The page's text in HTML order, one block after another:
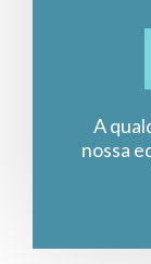
A
nossa